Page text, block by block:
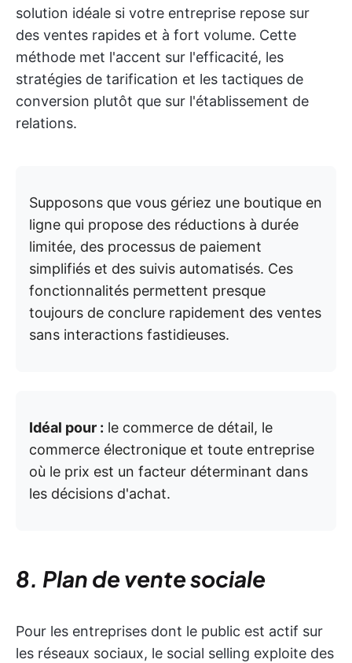
solution idéale si votre entreprise repose sur
des ventes rapides et à fort volume. Cette
méthode met l'accent sur l'efficacité, les
stratégies de tarification et les tactiques de
conversion plutôt que sur l'établissement de
relations.
Supposons que vous gériez une boutique en
ligne qui propose des réductions à durée
limitée, des processus de paiement
simplifiés et des suivis automatisés. Ces
fonctionnalités permettent presque
toujours de conclure rapidement des ventes
sans interactions fastidieuses.
Idéal pour : le commerce de détail, le
commerce électronique et toute entreprise
où le prix est un facteur déterminant dans
les décisions d'achat.
8. Plan de vente sociale
Pour les entreprises dont le public est actif sur
les réseaux sociaux, le social selling exploite des